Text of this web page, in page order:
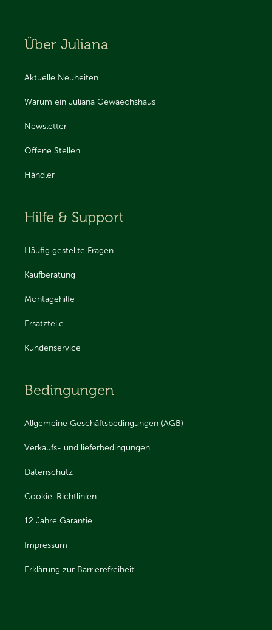
Über Juliana
Aktuelle Neuheiten
Warum ein Juliana Gewaechshaus
Newsletter
Offene Stellen
Händler
Hilfe & Support
Häufig gestellte Fragen
Kaufberatung
Montagehilfe
Ersatzteile
Kundenservice
Bedingungen
Allgemeine Geschäftsbedingungen (AGB)
Verkaufs- und lieferbedingungen
Datenschutz
Cookie-Richtlinien
12 Jahre Garantie
Impressum
Erklärung zur Barrierefreiheit